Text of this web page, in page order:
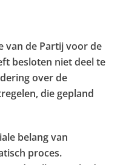
van de Partij voor de
besloten niet deel te
over de
die gepland
belang van
proces.